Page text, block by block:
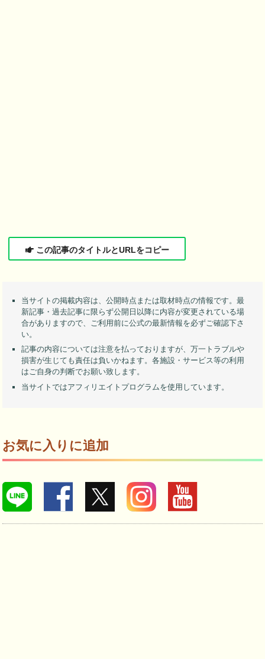
この記事のタイトルとURLをコピー
当サイトの掲載内容は、公開時点または取材時点の情報です。最
新記事・過去記事に限らず公開日以降に内容が変更されている場
合がありますので、ご利用前に公式の最新情報を必ずご確認下さ
い。
記事の内容については注意を払っておりますが、万一トラブルや
損害が生じても責任は負いかねます。各施設・サービス等の利用
はご自身の判断でお願い致します。
当サイトではアフィリエイトプログラムを使用しています。
お気に入りに追加